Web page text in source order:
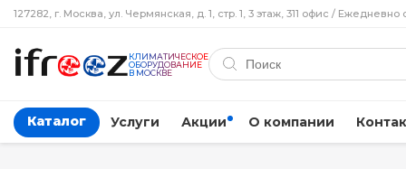
127282, г. Москва, ул. Чермянская, д. 1, стр. 1, 3 этаж, 311 офис / Ежедневно
КЛИМАТИЧЕСКОЕ
ОБОРУДОВАНИЕ
В МОСКВЕ
Каталог Услуги Акции О компании